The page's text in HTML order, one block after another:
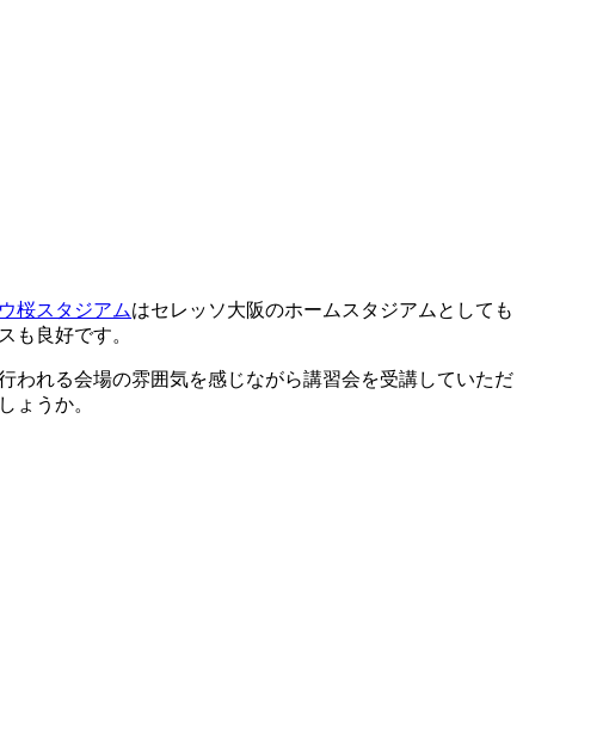
桜スタジアムはセレッソ大阪のホームスタジアムとしても
も良好です。
われる会場の雰囲気を感じながら講習会を受講していただ
ょうか。